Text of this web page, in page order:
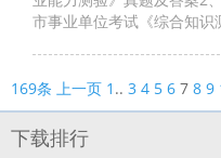
市事业单位考试《综合知识
169条 上一页 1 .. 3 4 5 6 7 8 9
下载排行